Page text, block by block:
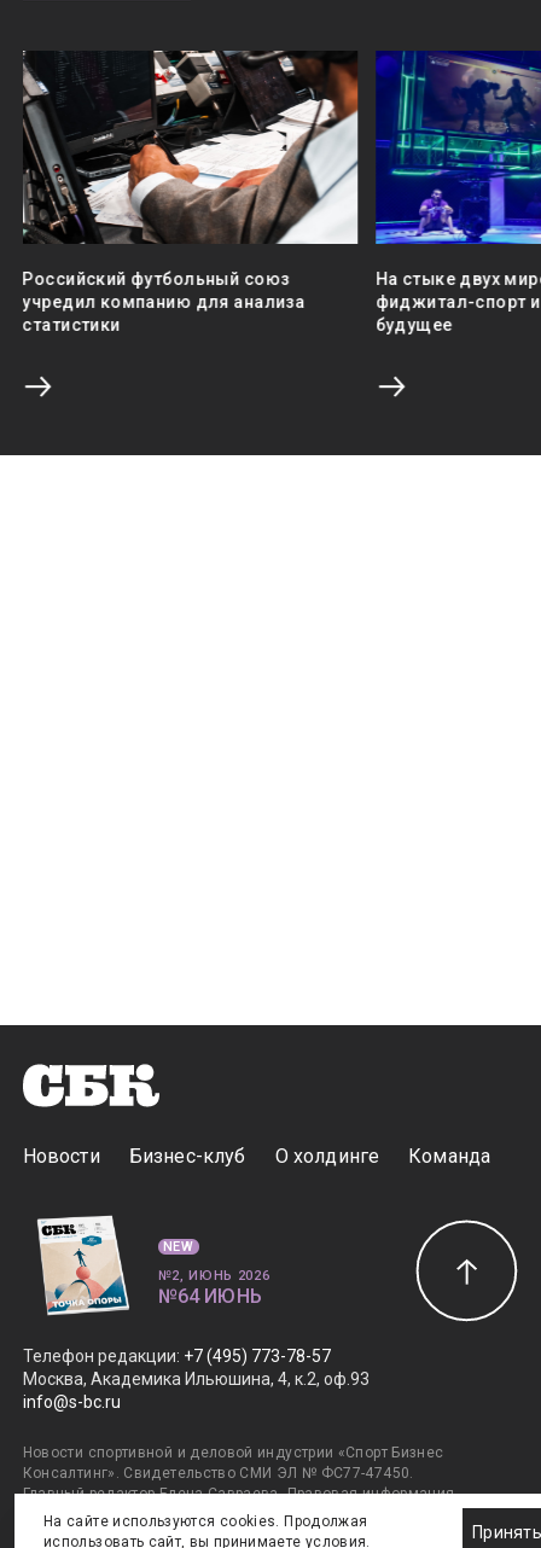
Российский футбольный союз
учредил компанию для анализа
статистики
На стыке двух
фиджитал-спорт
будущее
Новости Бизнес-клуб О холдинге Команда
Телефон редакции: +7 (495) 773-78-57
Москва, Академика Ильюшина, 4, к.2, оф.93
info@s-bc.ru
Новости спортивной и деловой индустрии «Спорт Бизнес
Консалтинг». Свидетельство СМИ ЭЛ № ФС77-47450.
Главный редактор Елена Савраева.Правовая информация.
Дизайн SportNoise. Разработка v2:Андрей Загоруйко,
v1:Евгений Горяев. © ООО ИД «ГлобалМедиа». +16. Все права
NEW
№2, ИЮНЬ 2026
№64 ИЮНЬ
На сайте используются cookies. Продолжая
использовать сайт, вы принимаете условия.
Принять